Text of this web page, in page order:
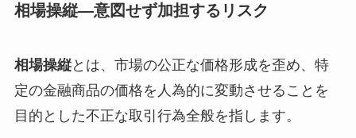
相場操縦—意図せず加担するリスク
相場操縦とは、市場の公正な価格形成を歪め、特
定の金融商品の価格を人為的に変動させることを
目的とした不正な取引行為全般を指します。